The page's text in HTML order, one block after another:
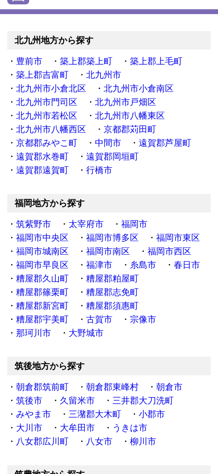
北九州地方から探す
豊前市 築上郡築上町
築上郡上毛町
築上郡吉富町
北九州市
北九州市小倉北区
北九州市小倉南区
北九州市門司区
北九州市戸畑区
北九州市若松区
北九州市八幡東区
北九州市八幡西区
京都郡苅田町
京都郡みやこ町
中間市
遠賀郡芦屋町
遠賀郡水巻町
遠賀郡岡垣町
遠賀郡遠賀町
行橋市
福岡地方から探す
筑紫野市 太宰府市
福岡市
福岡市中央区
福岡市博多区
福岡市東区
福岡市城南区
福岡市南区
福岡市西区
福岡市早良区
福津市 糸島市
春日市
糟屋郡久山町
糟屋郡粕屋町
糟屋郡篠栗町
糟屋郡志免町
糟屋郡新宮町
糟屋郡須惠町
糟屋郡宇美町
古賀市
宗像市
那珂川市
大野城市
筑後地方から探す
朝倉郡筑前町 朝倉郡東峰村
朝倉市
筑後市
久留米市
三井郡大刀洗町
みやま市
三潴郡大木町
小郡市
大川市
大牟田市
うきは市
八女郡広川町
八女市 柳川市